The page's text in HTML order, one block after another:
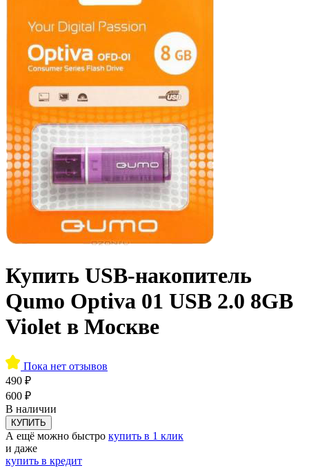
Купить USB-накопитель
Qumo Optiva 01 USB 2.0 8GB
Violet в Москве
Пока нет отзывов
490 ₽
600 ₽
В наличии
КУПИТЬ
А ещё можно быстро купить в 1 клик
и даже
купить в кредит